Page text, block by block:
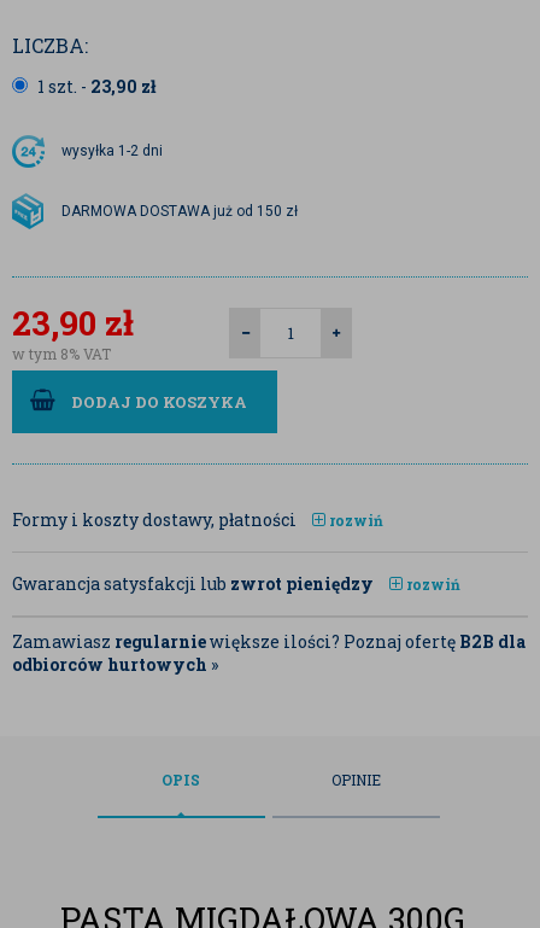
LICZBA:
1 szt. - 23,90 zł
wysyłka 1-2 dni
DARMOWA DOSTAWA już od 150 zł
23,90 zł
w tym 8% VAT
DODAJ DO KOSZYKA
Formy i koszty dostawy, płatności rozwiń
Gwarancja satysfakcji lub zwrot pieniędzy rozwiń
Zamawiasz regularniewiększe ilości? Poznaj ofertę B2B dla
odbiorców hurtowych »
OPIS OPINIE
PASTA MIGDAŁOWA 300G